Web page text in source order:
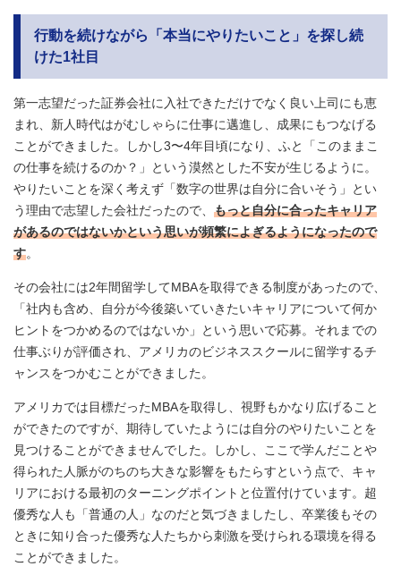
行動を続けながら「本当にやりたいこと」を探し続
けた1社目
第一志望だった証券会社に入社できただけでなく良い上司にも恵
まれ、新人時代はがむしゃらに仕事に邁進し、成果にもつなげる
ことができました。しかし3〜4年目頃になり、ふと「このままこ
の仕事を続けるのか？」という漠然とした不安が生じるように。
やりたいことを深く考えず「数字の世界は自分に合いそう」とい
う理由で志望した会社だったので、 もっと自分に合ったキャリア
があるのではないかという思いが頻繁によぎるようになったので
す。
その会社には2年間留学してMBAを取得できる制度があったので、
「社内も含め、自分が今後築いていきたいキャリアについて何か
ヒントをつかめるのではないか」という思いで応募。それまでの
仕事ぶりが評価され、アメリカのビジネススクールに留学するチ
ャンスをつかむことができました。
アメリカでは目標だったMBAを取得し、視野もかなり広げること
ができたのですが、期待していたようには自分のやりたいことを
見つけることができませんでした。しかし、ここで学んだことや
得られた人脈がのちのち大きな影響をもたらすという点で、キャ
リアにおける最初のターニングポイントと位置付けています。超
優秀な人も「普通の人」なのだと気づきましたし、卒業後もその
ときに知り合った優秀な人たちから刺激を受けられる環境を得る
ことができました。